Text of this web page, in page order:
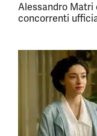
Alessandro Matri
concorrenti